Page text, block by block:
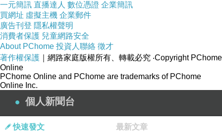
內外機連接線：2芯(1.25mm2絞線+扁平端子)
CSPF：5.45 kWh/kWh
環保R410A冷媒
一元簡訊 直播達人 數位憑證 企業簡訊
買網址 虛擬主機 企業郵件
廣告刊登 隱私權聲明
消費者保護 兒童網路安全
About PChome 投資人聯絡 徵才
著作權保護 ｜網路家庭版權所有、轉載必究 ‧Copyright PChome
Online
PChome Online and PChome are trademarks of PChome
Online Inc.
個人新聞台
快速發文 最新文章